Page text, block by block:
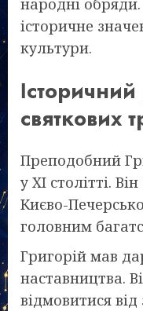
народні
історичне
культури.
святкових
Преподобний
у XI столітті.
Києво-
головним
Григорій мав
наставництва.
відмовитися